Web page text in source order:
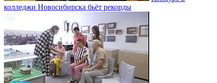
колледжи Новосибирска бьёт рекорды